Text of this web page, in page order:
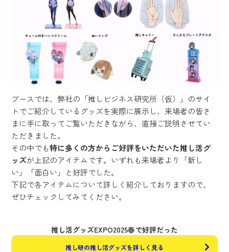
ブースでは、弊社の「推しビジネス研究所（仮）」のサイ
トでご紹介しているグッズを実際に展示し、来場者の皆さ
まに手に取ってご覧いただきながら、直接ご説明させてい
ただきました。
その中でも特に多くの方からご好評をいただいた推し活グ
ッズが上記のアイテムです。いずれも来場者より「新し
い」「面白い」と好評でした。
下記で各アイテムについて詳しく紹介しておりますので、
ぜひチェックしてみてください。
推し活グッズEXPO2025春で好評だった
推し研の推し活グッズを詳しく見る